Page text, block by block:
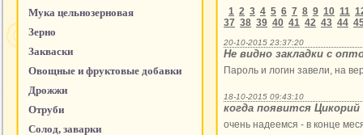
Мука цельнозерновая
Зерно
Закваски
Овощные и фруктовые добавки
Дрожжи
Отруби
Солод, заварки
1 2 3 4 5 6 7 8 9 10 11
37 38 39 40 41 42 43 44
20-10-2015 23:37:20
Не видно закладки с
Пароль и логин завели, на
18-10-2015 09:43:10
когда появится
очень надеемся - в конце